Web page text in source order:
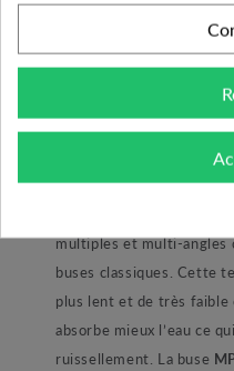
- La Buse de tuyère
conçu par la marque
mais également grâce à
MP ROTATOR à sut
l’arrosage automatique.
buses femelles pour
une technologie
multiples et multi-angles
buses classiques. Cette
plus lent et de très faible
absorbe mieux l’eau ce
ruissellement. La buse